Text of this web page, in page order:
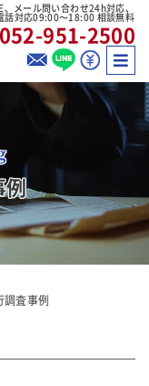
、メール問い合わせ24h対応、
話対応09:00〜18:00 相談無料
052-951-2500
例
調査事例